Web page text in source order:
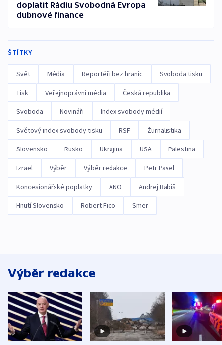
doplatit Rádiu Svobodná Evropa
dubnové finance
ŠTÍTKY
Svět Média Reportéři bez hranic Svoboda tisku
Tisk Veřejnoprávní média Česká republika
Svoboda Novináři Index svobody médií
Světový index svobody tisku RSF Žurnalistika
Slovensko Rusko Ukrajina USA Palestina
Izrael Výběr Výběr redakce Petr Pavel
Koncesionářské poplatky ANO Andrej Babiš
Hnutí Slovensko Robert Fico Smer
Výběr redakce